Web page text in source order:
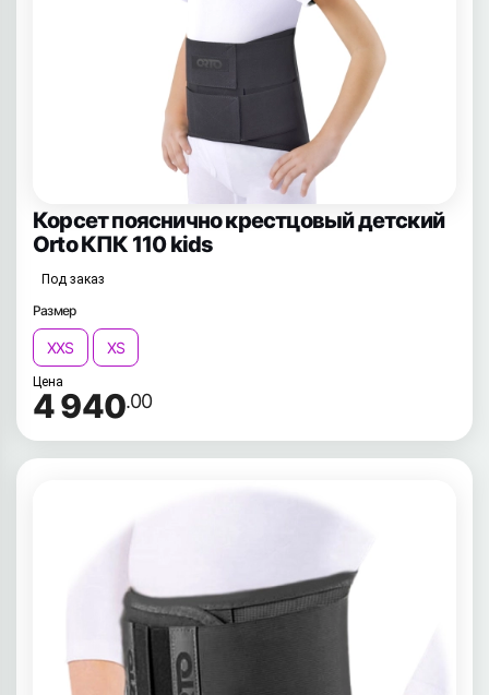
Корсет пояснично крестцовый детский
Orto КПК 110 kids
Под заказ
Размер
XXS XS
Цена
4 940.00